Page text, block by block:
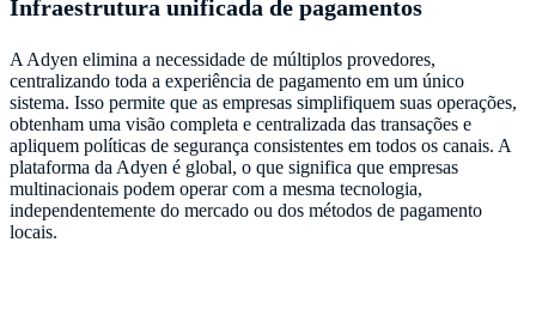
Infraestrutura unificada de pagamentos
A Adyen elimina a necessidade de múltiplos provedores,
centralizando toda a experiência de pagamento em um único
sistema. Isso permite que as empresas simplifiquem suas operações,
obtenham uma visão completa e centralizada das transações e
apliquem políticas de segurança consistentes em todos os canais. A
plataforma da Adyen é global, o que significa que empresas
multinacionais podem operar com a mesma tecnologia,
independentemente do mercado ou dos métodos de pagamento
locais.